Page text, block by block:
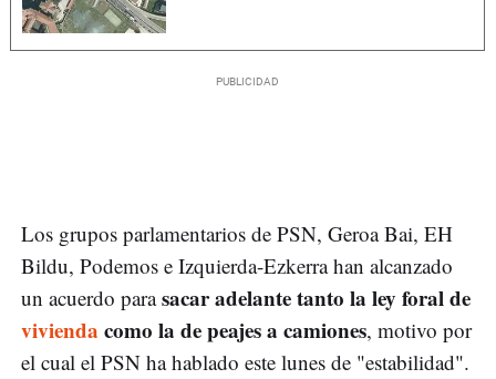
Los grupos parlamentarios de PSN, Geroa Bai, EH
Bildu, Podemos e Izquierda-Ezkerra han alcanzado
un acuerdo parasacar adelante tanto la ley foral de
vivienda como la de peajes a camiones, motivo por
el cual el PSN ha hablado este lunes de "estabilidad".